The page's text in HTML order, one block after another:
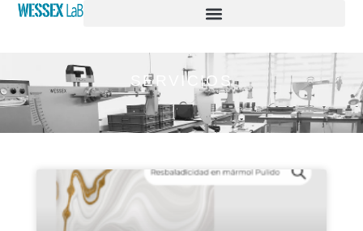
SERVICIOS